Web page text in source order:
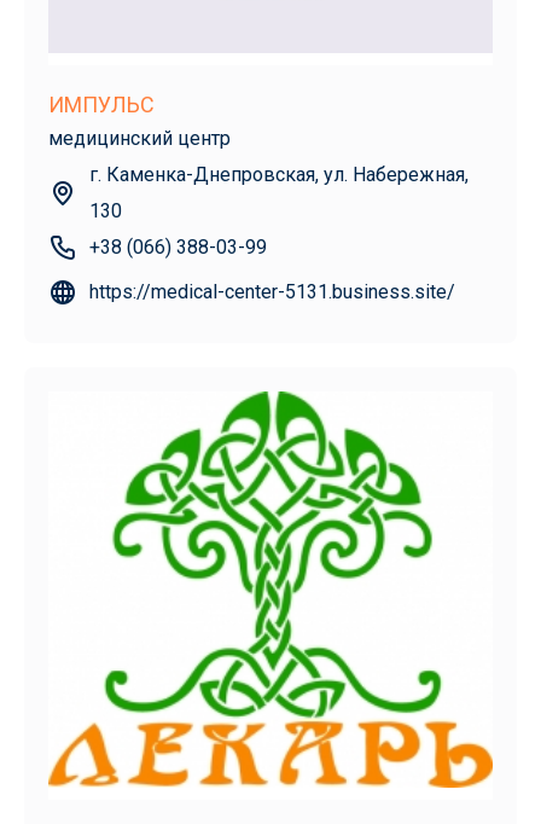
ИМПУЛЬС
медицинский центр
г. Каменка-Днепровская, ул. Набережная,
130
+38 (066) 388-03-99
https://medical-center-5131.business.site/